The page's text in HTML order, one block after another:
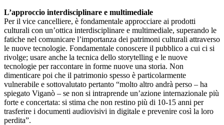
L’approccio interdisciplinare e multimediale
Per il vice cancelliere, è fondamentale approcciare ai prodotti
culturali con un’ottica interdisciplinare e multimediale, superando le
fatiche nel comunicare l’importanza dei patrimoni culturali attraverso
le nuove tecnologie. Fondamentale conoscere il pubblico a cui ci si
rivolge; usare anche la tecnica dello storytelling e le nuove
tecnologie per raccontare in forme nuove una storia. Non
dimenticare poi che il patrimonio spesso è particolarmente
vulnerabile e sottovalutato pertanto “molto altro andrà perso – ha
spiegato Viganò – se non si intraprende un’azione internazionale più
forte e concertata: si stima che non restino più di 10-15 anni per
trasferire i documenti audiovisivi in digitale e prevenire così la loro
perdita”.